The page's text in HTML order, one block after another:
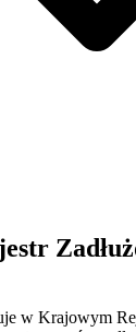
w Krajowym